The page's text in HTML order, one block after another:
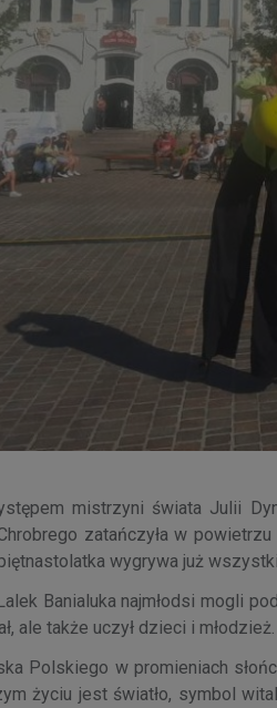
mistrzyni świata Julii
zatańczyła w
wygrywa już
Banialuka najmłodsi mogli
ale także uczył dzieci i młodzież.
Polskiego w promieniach
życiu jest światło, symbol